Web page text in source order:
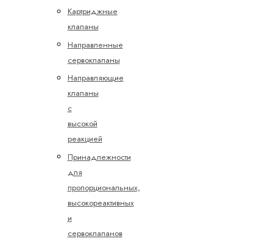
Картриджные
клапаны
Направленные
сервоклапаны
Направляющие
клапаны
с
высокой
реакцией
Принадлежности
для
пропорциональных,
высокореактивных
и
сервоклапанов